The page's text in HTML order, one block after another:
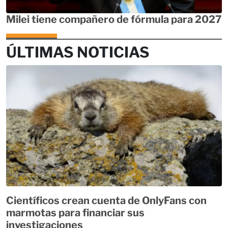
Milei tiene compañero de fórmula para 2027
ÚLTIMAS NOTICIAS
Científicos crean cuenta de OnlyFans con
marmotas para financiar sus
investigaciones